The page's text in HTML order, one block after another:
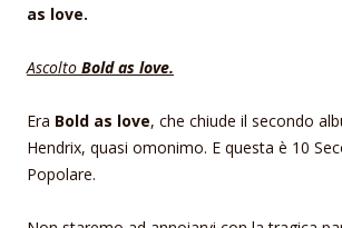
as love.
Ascolto Bold as love.
Era Bold as love, che chiude il secondo
Hendrix, quasi omonimo. E questa è 10
Popolare.